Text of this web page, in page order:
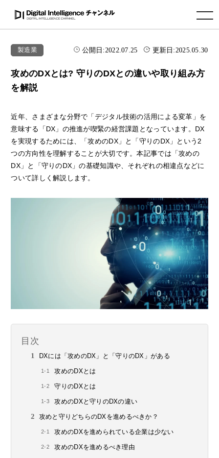
toggle navigation
製造業 公開日:2022.07.25 更新日:2025.05.30
攻めのDXとは? 守りのDXとの違いや取り組み方
を解説
近年、さまざまな分野で「デジタル技術の活用による変革」を
意味する「DX」の推進が喫緊の経営課題となっています。DX
を実現するためには、「攻めのDX」と「守りのDX」という2
つの方向性を理解することが大切です。本記事では「攻めの
DX」と「守りのDX」の基礎知識や、それぞれの相違点などに
ついて詳しく解説します。
目次
DXには「攻めのDX」と「守りのDX」がある
攻めのDXとは
守りのDXとは
攻めのDXと守りのDXの違い
攻めと守りどちらのDXを進めるべきか？
攻めのDXを進められている企業は少ない
攻めのDXを進めるべき理由